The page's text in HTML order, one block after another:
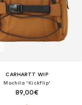
CARHARTT WIP
Mochila 'Kickflip'
89,00€